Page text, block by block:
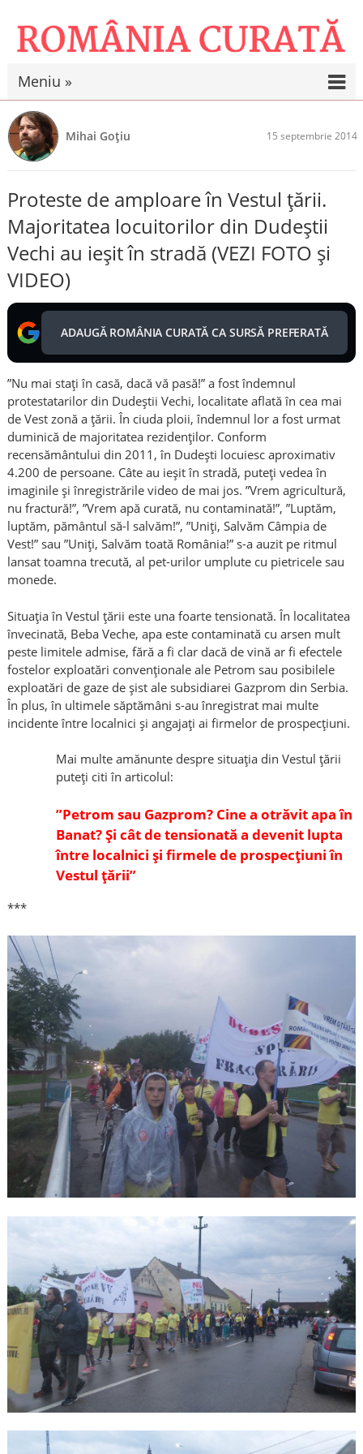
Meniu »
Mihai Goțiu 15 septembrie 2014
Proteste de amploare în Vestul țării.
Majoritatea locuitorilor din Dudeștii
Vechi au ieșit în stradă (VEZI FOTO și
VIDEO)
ADAUGĂ ROMÂNIA CURATĂ CA SURSĂ PREFERATĂ
”Nu mai stați în casă, dacă vă pasă!” a fost îndemnul
protestatarilor din Dudeștii Vechi, localitate aflată în cea mai
de Vest zonă a țării. În ciuda ploii, îndemnul lor a fost urmat
duminică de majoritatea rezidenților. Conform
recensământului din 2011, în Dudești locuiesc aproximativ
4.200 de persoane. Câte au ieșit în stradă, puteți vedea în
imaginile și înregistrările video de mai jos. ”Vrem agricultură,
nu fractură!”, ”Vrem apă curată, nu contaminată!”, ”Luptăm,
luptăm, pământul să-l salvăm!”, ”Uniți, Salvăm Câmpia de
Vest!” sau ”Uniți, Salvăm toată România!” s-a auzit pe ritmul
lansat toamna trecută, al pet-urilor umplute cu pietricele sau
monede.
Situația în Vestul țării este una foarte tensionată. În localitatea
învecinată, Beba Veche, apa este contaminată cu arsen mult
peste limitele admise, fără a fi clar dacă de vină ar fi efectele
fostelor exploatări convenționale ale Petrom sau posibilele
exploatări de gaze de șist ale subsidiarei Gazprom din Serbia.
În plus, în ultimele săptămâni s-au înregistrat mai multe
incidente între localnici și angajați ai firmelor de prospecțiuni.
Mai multe amănunte despre situația din Vestul țării
puteți citi în articolul:
”Petrom sau Gazprom? Cine a otrăvit apa în
Banat? Și cât de tensionată a devenit lupta
între localnici și firmele de prospecțiuni în
Vestul țării”
***